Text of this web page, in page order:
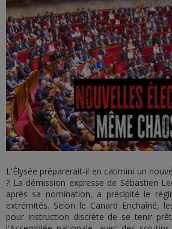
L'Élysée préparerait-il en catimini un
? La démission expresse de Sébastien
après sa nomination, a précipité le
extrémités. Selon le Canard Enchaîné,
pour instruction discrète de se tenir